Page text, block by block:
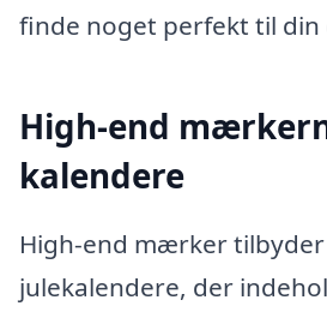
finde noget perfekt til din
High-end
kalendere
High-end mærker
julekalendere, der